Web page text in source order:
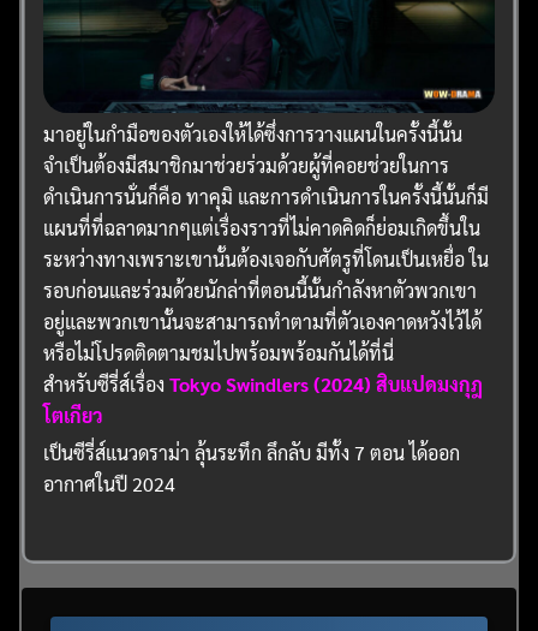
มาอยู่ในกำมือของตัวเองให้ได้ซึ่งการวางแผนในครั้งนี้นั้น
จำเป็นต้องมีสมาชิกมาช่วยร่วมด้วยผู้ที่คอยช่วยในการ
ดำเนินการนั่นก็คือ ทาคุมิ และการดำเนินการในครั้งนี้นั้นก็มี
แผนที่ที่ฉลาดมากๆแต่เรื่องราวที่ไม่คาดคิดก็ย่อมเกิดขึ้นใน
ระหว่างทางเพราะเขานั้นต้องเจอกับศัตรูที่โดนเป็นเหยื่อ ใน
รอบก่อนและร่วมด้วยนักล่าที่ตอนนี้นั้นกำลังหาตัวพวกเขา
อยู่และพวกเขานั้นจะสามารถทำตามที่ตัวเองคาดหวังไว้ได้
หรือไม่โปรดติดตามชมไปพร้อมพร้อมกันได้ที่นี่
สำหรับซีรี่ส์เรื่องTokyo Swindlers (2024) สิบแปดมงกุฎ
โตเกียว
เป็นซีรี่ส์แนวดราม่า ลุ้นระทึก ลึกลับ มีทั้ง 7 ตอน ได้ออก
อากาศในปี 2024